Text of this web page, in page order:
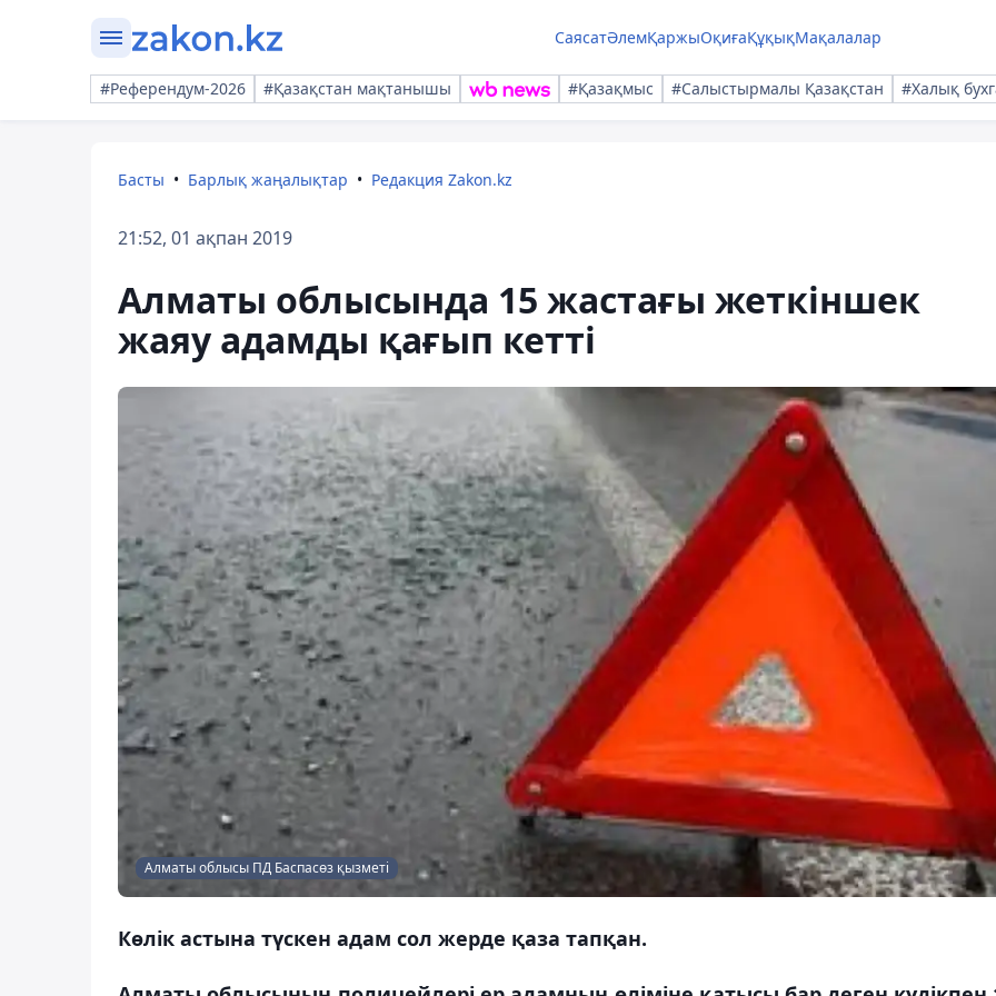
СаясатӘлемҚаржыОқиғаҚұқықМақалалар
#Референдум-2026 #Қазақстан мақтанышы #Қазақмыс #Салыстырмалы Қазақстан #Халық
Басты Барлық жаңалықтар Редакция Zakon.kz
21:52, 01 ақпан 2019
Алматы облысында 15 жастағы жеткіншек
жаяу адамды қағып кетті
Алматы облысы ПД Баспасөз қызметі
Көлік астына түскен адам сол жерде қаза тапқан.